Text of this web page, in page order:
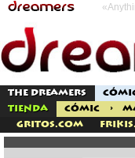
THE DREAMERS
TIENDA
CÓMIC >
Gritos.com